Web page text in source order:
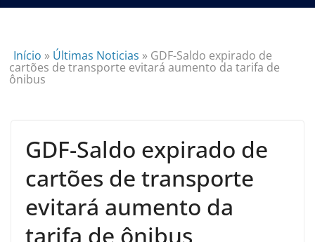
Início » Últimas Noticias » GDF-Saldo expirado de
cartões de transporte evitará aumento da tarifa de
ônibus
GDF-Saldo expirado de
cartões de transporte
evitará aumento da
tarifa de ônibus